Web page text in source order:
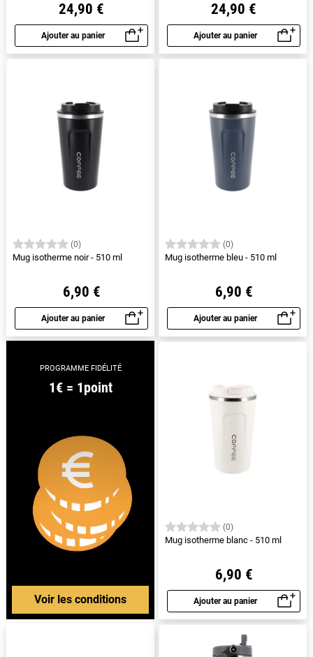
24,90 €
Ajouter au panier
Aperçu rapide
24,90 €
Ajouter au panier
Aperçu rapide
(0)
Mug isotherme noir - 510 ml
6,90 €
Ajouter au panier
Aperçu rapide
(0)
Mug isotherme bleu - 510 ml
6,90 €
Ajouter au panier
Aperçu rapide
PROGRAMME FIDÉLITÉ
1€ = 1point
Voir les conditions
(0)
Mug isotherme blanc - 510 ml
6,90 €
Ajouter au panier
Aperçu rapide